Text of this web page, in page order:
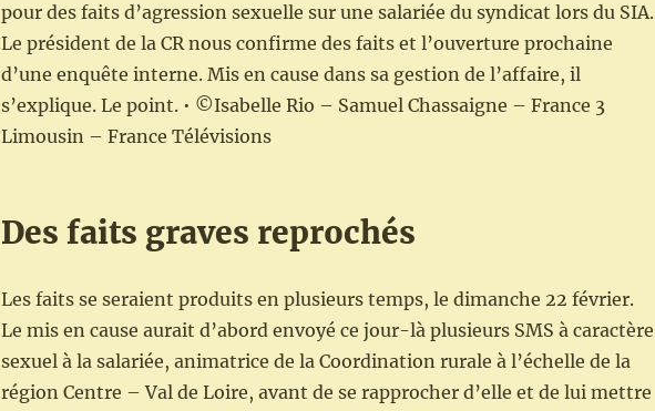
pour des faits d’agression sexuelle sur une salariée du syndicat lors du SIA.
Le président de la CR nous confirme des faits et l’ouverture prochaine
d’une enquête interne. Mis en cause dans sa gestion de l’affaire, il
s’explique. Le point. • ©Isabelle Rio – Samuel Chassaigne – France 3
Limousin – France Télévisions
Des faits graves reprochés
Les faits se seraient produits en plusieurs temps, le dimanche 22 février.
Le mis en cause aurait d’abord envoyé ce jour-là plusieurs SMS à caractère
sexuel à la salariée, animatrice de la Coordination rurale à l’échelle de la
région Centre – Val de Loire, avant de se rapprocher d’elle et de lui mettre